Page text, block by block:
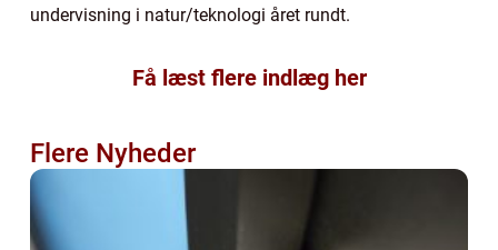
undervisning i natur/teknologi året rundt.
Få læst flere indlæg her
Flere Nyheder